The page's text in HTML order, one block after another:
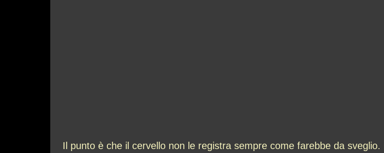
Il punto è che il cervello non le registra sempre come farebbe da